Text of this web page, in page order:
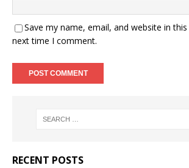
Save my name, email, and website in
next time I comment.
RECENT POSTS